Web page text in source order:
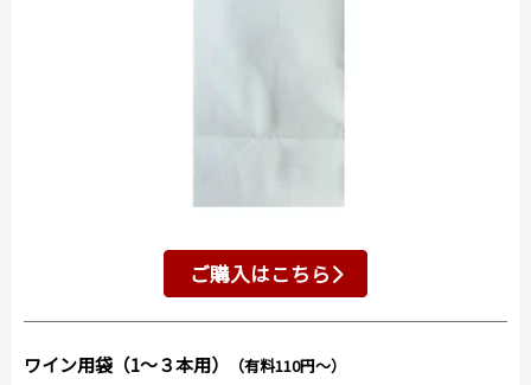
ご購入はこちら
ワイン用袋（1～３本用） （有料110円～）